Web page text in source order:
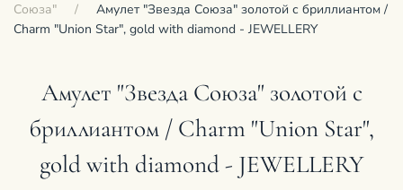
Союза"
Амулет "Звезда Союза" золотой с бриллиантом /
Charm "Union Star", gold with diamond - JEWELLERY
Амулет "Звезда Союза" золотой с
бриллиантом / Charm "Union Star",
gold with diamond - JEWELLERY